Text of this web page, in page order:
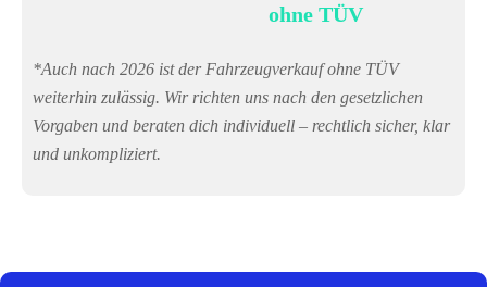
ohne TÜV
*Auch nach 2026 ist der Fahrzeugverkauf ohne TÜV
weiterhin zulässig. Wir richten uns nach den gesetzlichen
Vorgaben und beraten dich individuell – rechtlich sicher, klar
und unkompliziert.